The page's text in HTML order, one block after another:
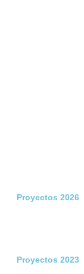
Proyectos 2026
Proyectos 2023